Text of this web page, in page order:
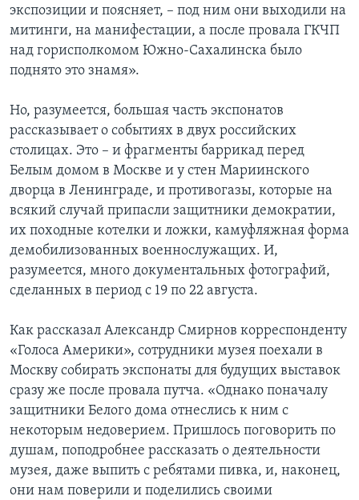
экспозиции и поясняет, – под ним они выходили на
митинги, на манифестации, а после провала ГКЧП
над горисполкомом Южно-Сахалинска было
поднято это знамя».
Но, разумеется, большая часть экспонатов
рассказывает о событиях в двух российских
столицах. Это – и фрагменты баррикад перед
Белым домом в Москве и у стен Мариинского
дворца в Ленинграде, и противогазы, которые на
всякий случай припасли защитники демократии,
их походные котелки и ложки, камуфляжная форма
демобилизованных военнослужащих. И,
разумеется, много документальных фотографий,
сделанных в период с 19 по 22 августа.
Как рассказал Александр Смирнов корреспонденту
«Голоса Америки», сотрудники музея поехали в
Москву собирать экспонаты для будущих выставок
сразу же после провала путча. «Однако поначалу
защитники Белого дома отнеслись к ним с
некоторым недоверием. Пришлось поговорить по
душам, поподробнее рассказать о деятельности
музея, даже выпить с ребятами пивка, и, наконец,
они нам поверили и поделились своими